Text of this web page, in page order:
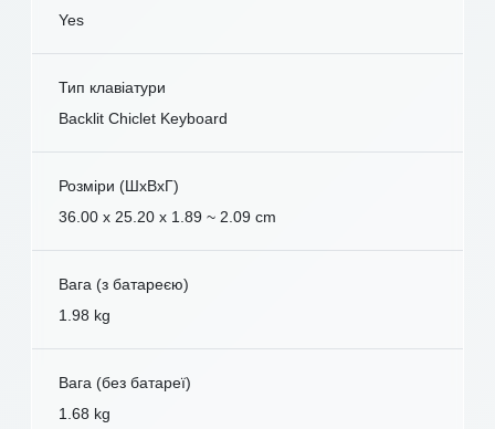
Yes
Тип клавіатури
Backlit Chiclet Keyboard
Розміри (ШxВxГ)
36.00 x 25.20 x 1.89 ~ 2.09 cm
Вага (з батареєю)
1.98 kg
Вага (без батареї)
1.68 kg